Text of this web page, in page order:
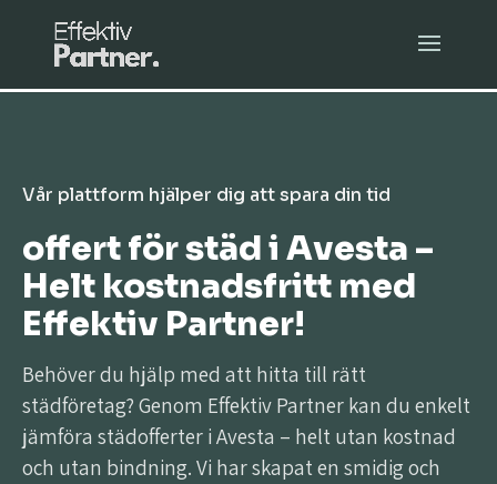
Vår plattform hjälper dig att spara din tid
offert för städ i Avesta –
Helt kostnadsfritt med
Effektiv Partner!
Behöver du hjälp med att hitta till rätt
städföretag? Genom Effektiv Partner kan du enkelt
jämföra städofferter i Avesta – helt utan kostnad
och utan bindning. Vi har skapat en smidig och